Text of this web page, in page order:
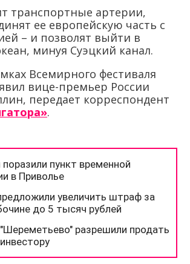
транспортные артерии,
ее европейскую часть с
– и позволят выйти в
минуя Суэцкий канал.
Всемирного фестиваля
вице-премьер России
передает корреспондент
.